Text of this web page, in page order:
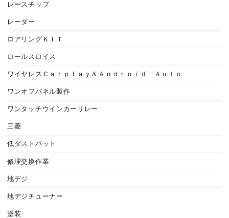
レースチップ
レーダー
ロアリングＫＩＴ
ロールスロイス
ワイヤレスＣａｒｐｌａｙ＆Ａｎｄｒｏｉｄ Ａｕｔｏ
ワンオフパネル製作
ワンタッチウインカーリレー
三菱
低ダストパット
修理交換作業
地デジ
地デジチューナー
塗装